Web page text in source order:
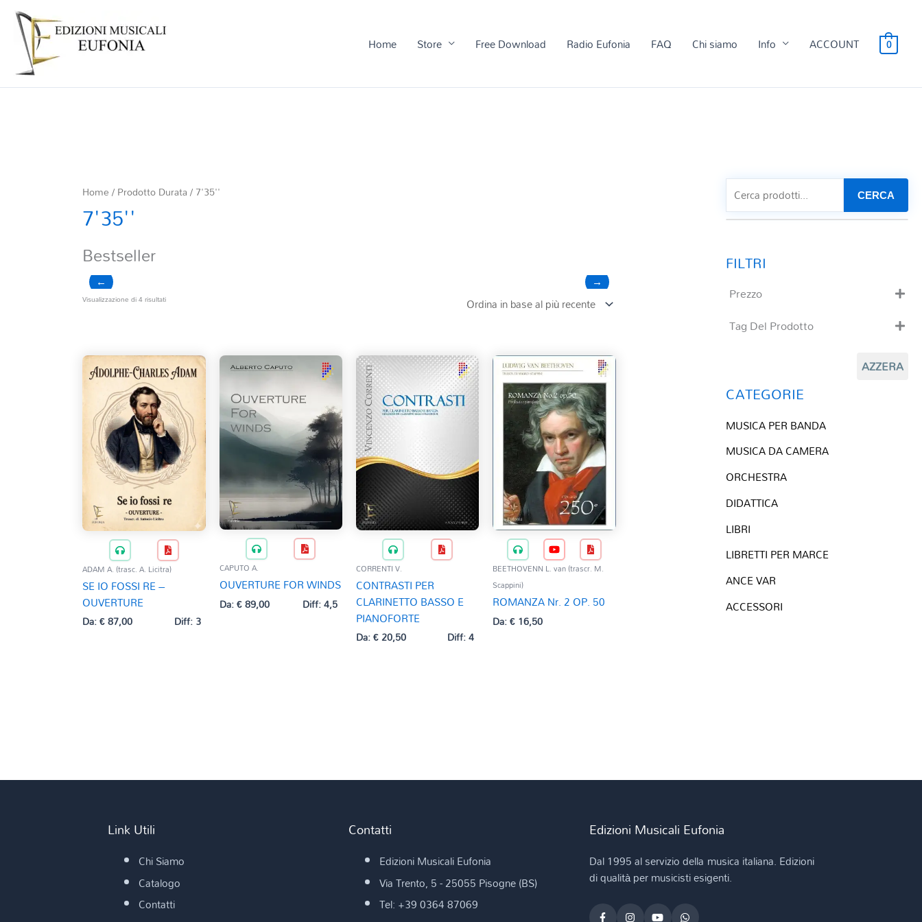
Home Store Free Download Radio Eufonia FAQ Chi siamo Info ACCOUNT 0
Home/ Prodotto Durata / 7'35''
7'35''
Bestseller
← →
Visualizzazione di 4 risultatiOrdina
in
ADAM A. (trasc. A. Licitra)
SE IO FOSSI RE –
OUVERTURE
Da:€87,00 Diff: 3
CAPUTO A.
OUVERTURE FOR WINDS
Da:€89,00 Diff: 4,5
CORRENTI V.
CONTRASTI PER
CLARINETTO BASSO E
PIANOFORTE
Da:€20,50 Diff: 4
BEETHOVENN L. van (trascr. M.
Scappini)
ROMANZA Nr. 2 OP. 50
Da:€16,50
CERCA
Prezzo
Tag Del Prodotto
Composizioni originali
QR base
QR esecuzione
AZZERA
CATEGORIE
MUSICA PER BANDA
MUSICA DA CAMERA
ORCHESTRA
DIDATTICA
LIBRI
LIBRETTI PER MARCE
ANCE VAR
ACCESSORI
Link Utili
Chi Siamo
Catalogo
Contatti
Contatti
Edizioni Musicali Eufonia
Via Trento, 5 - 25055 Pisogne (BS)
Tel: +39 0364 87069
Edizioni Musicali Eufonia
Dal 1995 al servizio della musica italiana. Edizioni
di qualità per musicisti esigenti.